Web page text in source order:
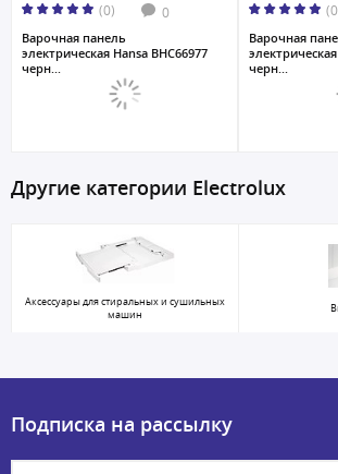
(0) 0
Варочная панель
электрическая Hansa BHC66977
черн...
Варочная
черн...
Другие категории Electrolux
Аксессуары для стиральных и сушильных
машин
Подписка на рассылку